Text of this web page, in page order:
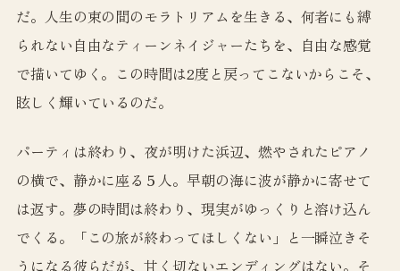
だ。人生の束の間のモラトリアムを生きる、何者にも縛
られない自由なティーンネイジャーたちを、自由な感覚
で描いてゆく。この時間は2度と戻ってこないからこそ、
眩しく輝いているのだ。
パーティは終わり、夜が明けた浜辺、燃やされたピアノ
の横で、静かに座る５人。早朝の海に波が静かに寄せて
は返す。夢の時間は終わり、現実がゆっくりと溶け込ん
でくる。「この旅が終わってほしくない」と一瞬泣きそ
うになる彼らだが、甘く切ないエンディングはない。そ